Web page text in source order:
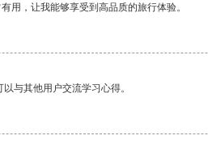
用，让我能够享受到高品质的旅行体验。
与其他用户交流学习心得。